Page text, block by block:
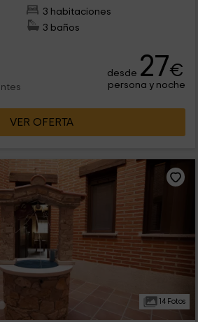
3 habitaciones
3 baños
desde 27€
persona y noche
VER OFERTA
14 Fotos